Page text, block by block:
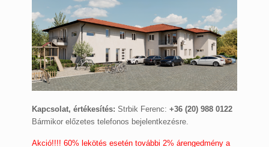
Kapcsolat, értékesítés: Strbik Ferenc: +36 (20) 988 0122
Bármikor előzetes telefonos bejelentkezésre.
Akció!!!! 60% lekötés esetén további 2% árengedmény a